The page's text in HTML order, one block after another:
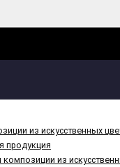
из искусственных
продукция
композиции из